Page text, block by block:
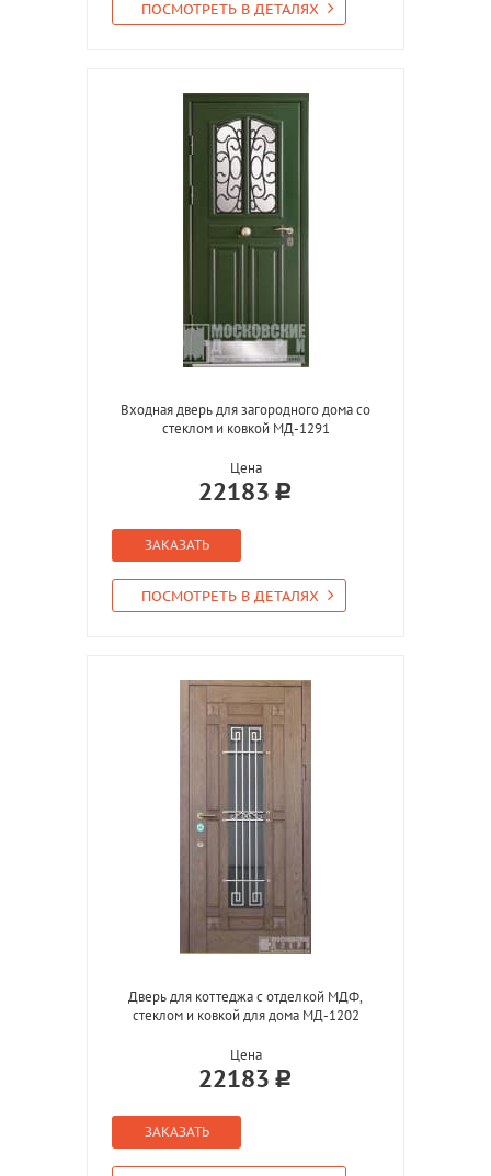
ПОСМОТРЕТЬ В ДЕТАЛЯХ
Входная дверь для загородного дома со
стеклом и ковкой МД-1291
Цена
22183
ЗАКАЗАТЬ
ПОСМОТРЕТЬ В ДЕТАЛЯХ
Дверь для коттеджа с отделкой МДФ,
стеклом и ковкой для дома МД-1202
Цена
22183
ЗАКАЗАТЬ